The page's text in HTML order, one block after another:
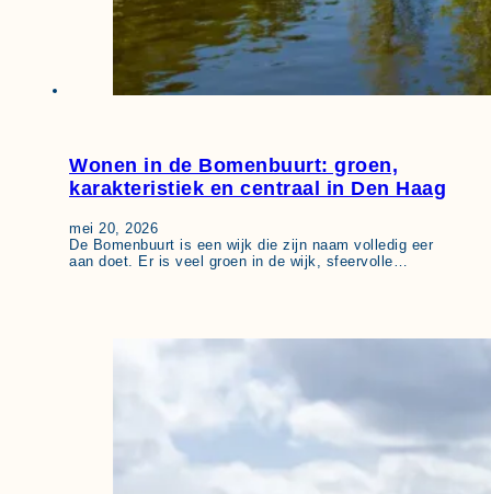
Wonen in de Bomenbuurt: groen,
karakteristiek en centraal in Den Haag
mei 20, 2026
De Bomenbuurt is een wijk die zijn naam volledig eer
aan doet. Er is veel groen in de wijk, sfeervolle…